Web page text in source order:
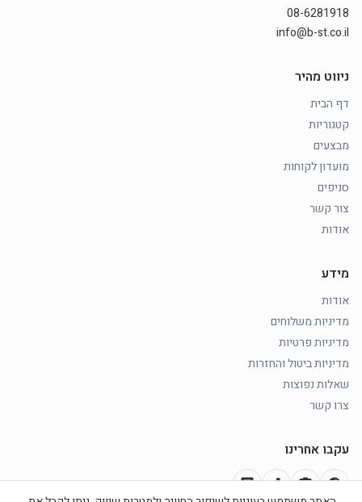
08-6281918
info@b-st.co.il
ניווט מהיר
דף הבית
קטגוריות
מבצעים
מועדון לקוחות
סניפים
צור קשר
אודות
מידע
אודות
מדיניות משלוחים
מדיניות פרטיות
מדיניות ביטול והחזרות
שאלות נפוצות
צרו קשר
עקבו אחרינו
facebook
photo_camera
music_note
chat